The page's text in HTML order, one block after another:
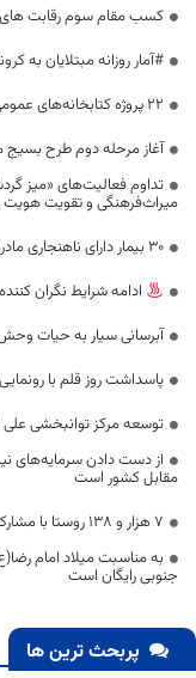
کسب مقام سوم رقابت های
#آمار روزانه مبتلایان به
۲۲ پروژه کتابخانه‌های عمومی خراسان جنوبی در حال اجرا است
آغاز مرحله دوم طرح بسیج
تداوم فعالیت‌های «میز
میراث‌فرهنگی و تقویت هویت
30 بیمار دارای ناهنجاری مادرزادی در بیمارستان رازی بیرجند عمل می‌شوند
ادامه شرایط نگران
آبرسانی سیار به حیات
پاسداشت روز قلم با
توسعه مرکز توانبخشی علی
از دست دادن سرمایه‌های
مقابل کشور است
۷ هزار و ۱۳۸ روستا با مشارکت دولت و بسیج سازندگی آبرسانی می‌شود
به مناسبت میلاد امام
جنوبی رایگان است
پربحث ترین ها